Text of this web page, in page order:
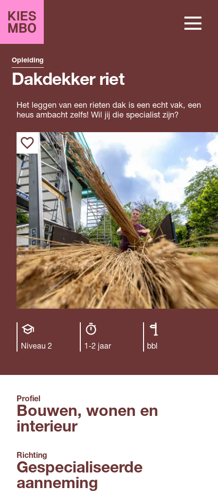
Opleiding
Dakdekker riet
Het leggen van een rieten dak is een echt vak, een
heus ambacht zelfs! Wil jij die specialist zijn?
Opleiding
niveau
Niveau 2
1-2 jaar
bbl
Profiel
Bouwen, wonen en
interieur
Richting
Gespecialiseerde
aanneming